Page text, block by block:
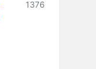
1376